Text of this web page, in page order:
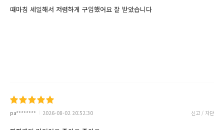
때마침 세일해서 저렴하게 구입했어요 잘 받았습니다
pa******** 2026-08-02 20:52:30 신고 / 차단